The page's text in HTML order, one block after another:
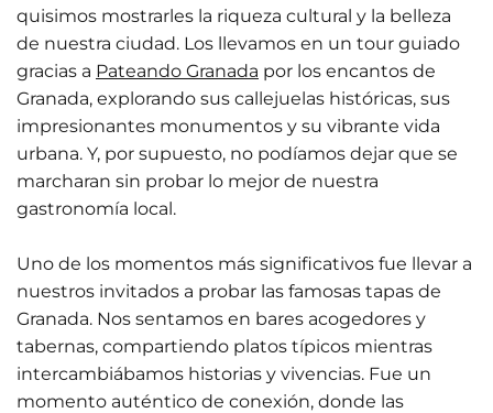
quisimos mostrarles la riqueza cultural y la belleza
de nuestra ciudad. Los llevamos en un tour guiado
gracias a Pateando Granada por los encantos de
Granada, explorando sus callejuelas históricas, sus
impresionantes monumentos y su vibrante vida
urbana. Y, por supuesto, no podíamos dejar que se
marcharan sin probar lo mejor de nuestra
gastronomía local.
Uno de los momentos más significativos fue llevar a
nuestros invitados a probar las famosas tapas de
Granada. Nos sentamos en bares acogedores y
tabernas, compartiendo platos típicos mientras
intercambiábamos historias y vivencias. Fue un
momento auténtico de conexión, donde las